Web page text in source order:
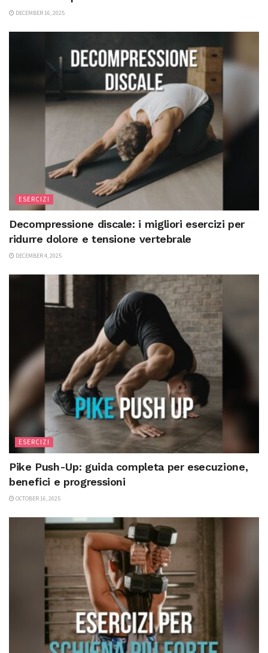
DECEMBER 16, 2025
ESERCIZI
Decompressione discale: i migliori esercizi per
ridurre dolore e tensione vertebrale
DECEMBER 4, 2025
ESERCIZI
Pike Push-Up: guida completa per esecuzione,
benefici e progressioni
OCTOBER 16, 2025